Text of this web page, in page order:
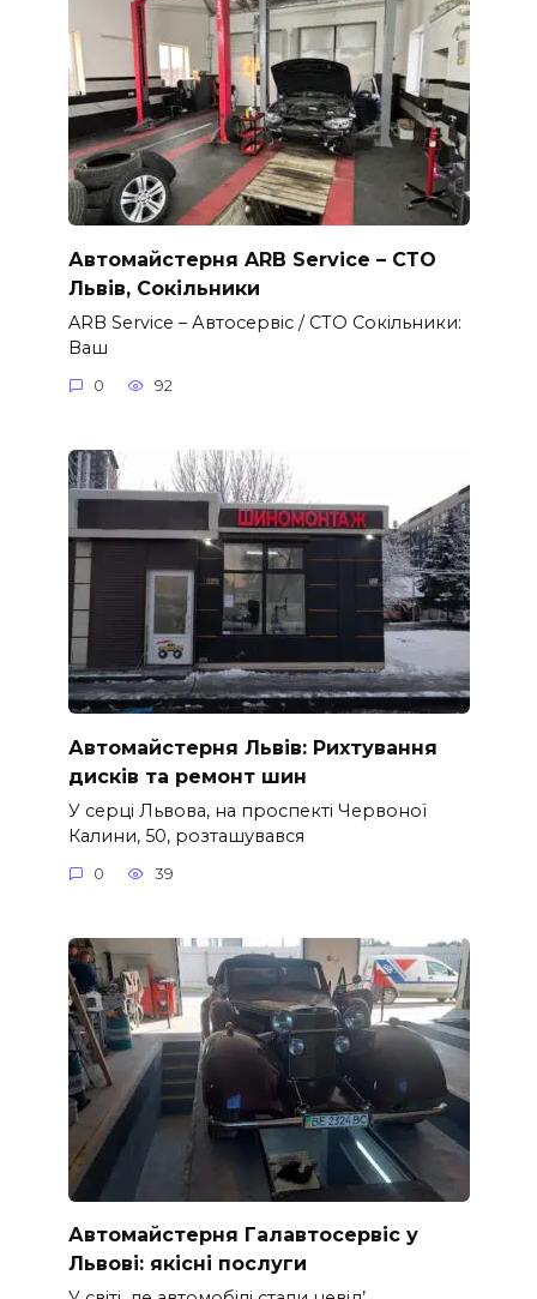
Автомайстерня ARB Service – СТО
Львів, Сокільники
ARB Service – Автосервіс / СТО Сокільники:
Ваш
0 92
Автомайстерня Львів: Рихтування
дисків та ремонт шин
У серці Львова, на проспекті Червоної
Калини, 50, розташувався
0 39
Автомайстерня Галавтосервіс у
Львові: якісні послуги